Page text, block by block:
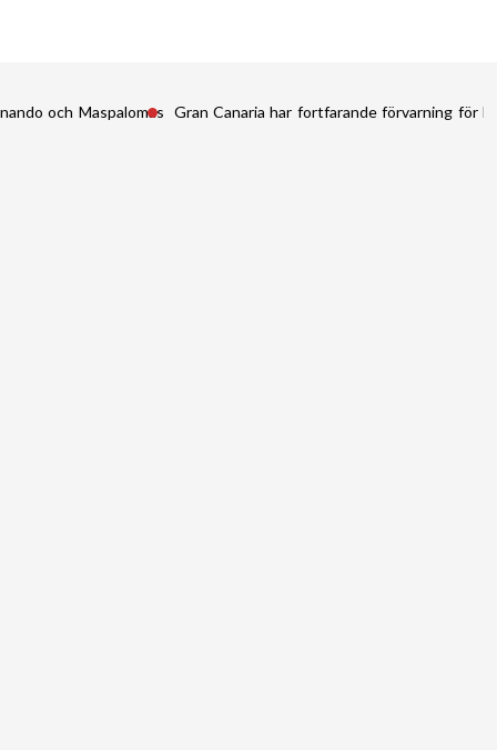
och Maspalomas Gran Canaria har fortfarande förvarning för